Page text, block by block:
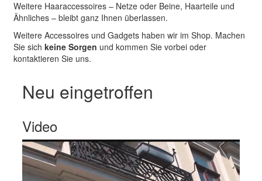
Weitere Haaraccessoires – Netze oder Beine, Haarteile und
Ähnliches – bleibt ganz Ihnen überlassen.
Weitere Accessoires und Gadgets haben wir im Shop. Machen
Sie sich keine Sorgen und kommen Sie vorbei oder
kontaktieren Sie uns.
Neu eingetroffen
Video